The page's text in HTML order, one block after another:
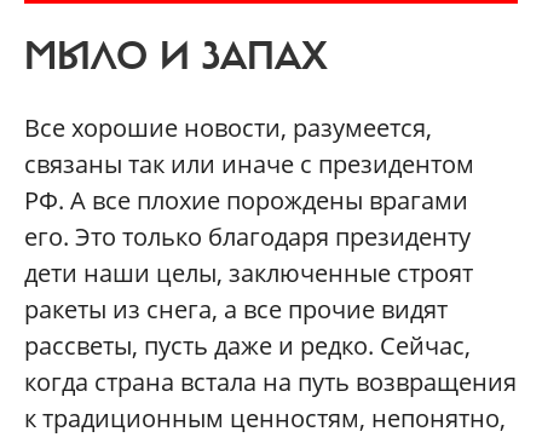
МЫЛО И ЗАПАХ
Все хорошие новости, разумеется,
связаны так или иначе с президентом
РФ. А все плохие порождены врагами
его. Это только благодаря президенту
дети наши целы, заключенные строят
ракеты из снега, а все прочие видят
рассветы, пусть даже и редко. Сейчас,
когда страна встала на путь возвращения
к традиционным ценностям, непонятно,